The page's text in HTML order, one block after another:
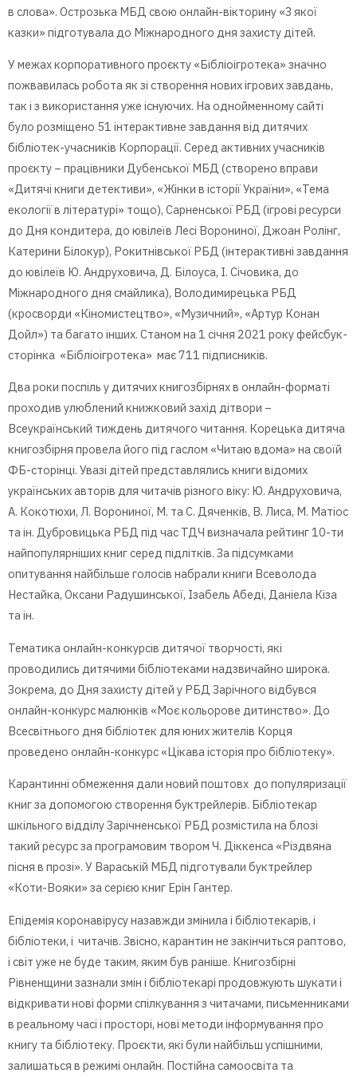
в слова». Острозька МБД свою онлайн-вікторину «З якої
казки» підготувала до Міжнародного дня захисту дітей.
У межах корпоративного проєкту «Бібліоігротека» значно
пожвавилась робота як зі створення нових ігрових завдань,
так і з використання уже існуючих. На однойменному сайті
було розміщено 51 інтерактивне завдання від дитячих
бібліотек-учасників Корпорації. Серед активних учасників
проєкту – працівники Дубенської МБД (створено вправи
«Дитячі книги детективи», «Жінки в історії України», «Тема
екології в літературі» тощо), Сарненської РБД (ігрові ресурси
до Дня кондитера, до ювілеїв Лесі Ворониної, Джоан Ролінг,
Катерини Білокур), Рокитнівської РБД (інтерактивні завдання
до ювілеїв Ю. Андруховича, Д. Білоуса, І. Січовика, до
Міжнародного дня смайлика), Володимирецька РБД
(кросворди «Кіномистецтво», «Музичний», «Артур Конан
Дойл») та багато інших. Станом на 1 січня 2021 року фейсбук-
сторінка «Бібліоігротека» має 711 підписників.
Два роки поспіль у дитячих книгозбірнях в онлайн-форматі
проходив улюблений книжковий захід дітвори –
Всеукраїнський тиждень дитячого читання. Корецька дитяча
книгозбірня провела його під гаслом «Читаю вдома» на своїй
ФБ-сторінці. Увазі дітей представлялись книги відомих
українських авторів для читачів різного віку: Ю. Андруховича,
А. Кокотюхи, Л. Ворониної, М. та С. Дяченків, В. Лиса, М. Матіос
та ін. Дубровицька РБД під час ТДЧ визначала рейтинг 10-ти
найпопулярніших книг серед підлітків. За підсумками
опитування найбільше голосів набрали книги Всеволода
Нестайка, Оксани Радушинської, Ізабель Абеді, Даніела Кіза
та ін.
Тематика онлайн-конкурсів дитячої творчості, які
проводились дитячими бібліотеками надзвичайно широка.
Зокрема, до Дня захисту дітей у РБД Зарічного відбувся
онлайн-конкурс малюнків «Моє кольорове дитинство». До
Всесвітнього дня бібліотек для юних жителів Корця
проведено онлайн-конкурс «Цікава історія про бібліотеку».
Карантинні обмеження дали новий поштовх до популяризації
книг за допомогою створення буктрейлерів. Бібліотекар
шкільного відділу Зарічненської РБД розмістила на блозі
такий ресурс за програмовим твором Ч. Діккенса «Різдвяна
пісня в прозі». У Вараській МБД підготували буктрейлер
«Коти-Вояки» за серією книг Ерін Гантер.
Епідемія коронавірусу назавжди змінила і бібліотекарів, і
бібліотеки, і читачів. Звісно, карантин не закінчиться раптово,
і світ уже не буде таким, яким був раніше. Книгозбірні
Рівненщини зазнали змін і бібліотекарі продовжують шукати і
відкривати нові форми спілкування з читачами, письменниками
в реальному часі і просторі, нові методи інформування про
книгу та бібліотеку. Проєкти, які були найбільш успішними,
залишаться в режимі онлайн. Постійна самоосвіта та